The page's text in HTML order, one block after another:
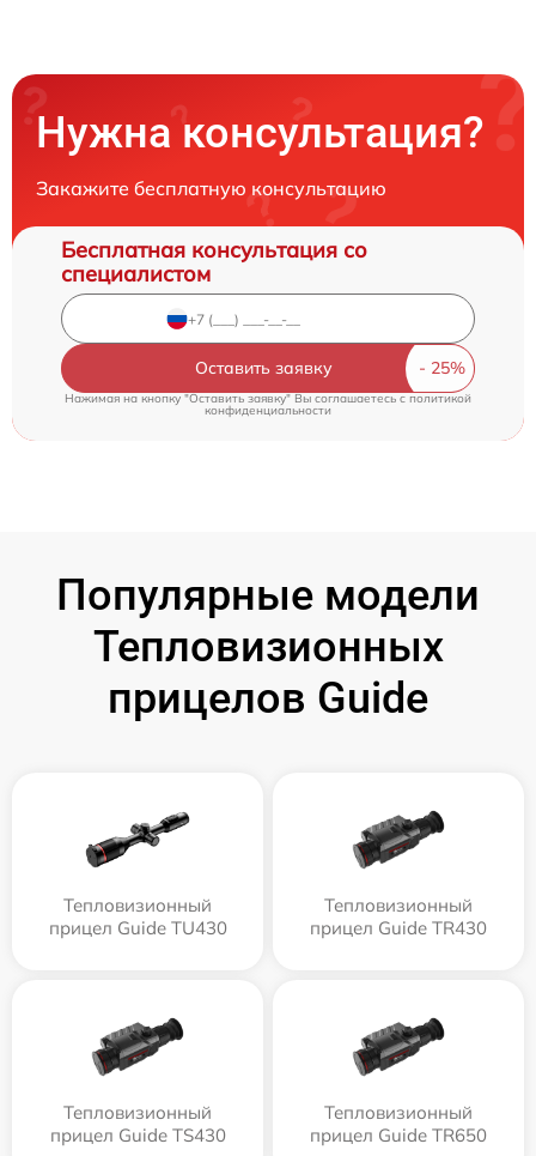
Нужна консультация?
Закажите бесплатную консультацию
Бесплатная консультация со
специалистом
Оставить заявку
Нажимая на кнопку "Оставить заявку" Вы соглашаетесь c политикой
конфиденциальности
Популярные модели
Тепловизионных
прицелов Guide
Тепловизионный
прицел Guide TU430
Тепловизионный
прицел Guide TR430
Тепловизионный
прицел Guide TS430
Тепловизионный
прицел Guide TR650